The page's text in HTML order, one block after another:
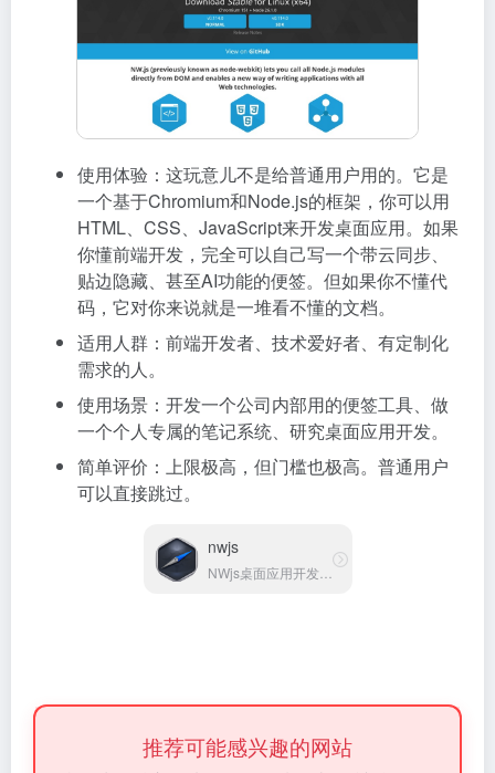
使用体验：这玩意儿不是给普通用户用的。它是
一个基于Chromium和Node.js的框架，你可以用
HTML、CSS、JavaScript来开发桌面应用。如果
你懂前端开发，完全可以自己写一个带云同步、
贴边隐藏、甚至AI功能的便签。但如果你不懂代
码，它对你来说就是一堆看不懂的文档。
适用人群：前端开发者、技术爱好者、有定制化
需求的人。
使用场景：开发一个公司内部用的便签工具、做
一个个人专属的笔记系统、研究桌面应用开发。
简单评价：上限极高，但门槛也极高。普通用户
可以直接跳过。
nwjs
推荐可能感兴趣的网站